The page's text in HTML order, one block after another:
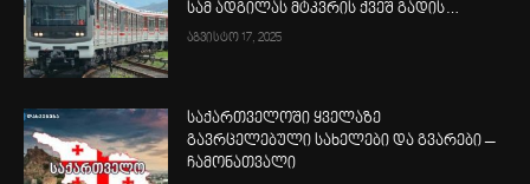
სამ ადგილას მტკვრის ქვეშ გადის…
აგვისტო 17, 2025
საქართველოში ყველაზე
გავრცელებული სახელები და გვარები –
ჩამონათვალი